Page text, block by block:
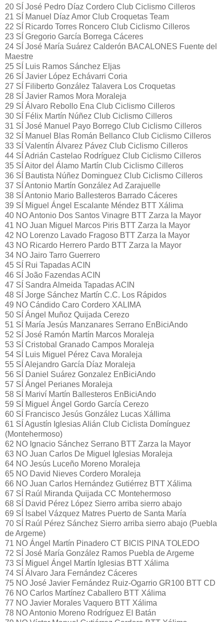
20 SÍ José Pedro Díaz Cordero Club Ciclismo Cilleros
21 SÍ Manuel Díaz Amor Club Croquetas Team
22 SÍ Ricardo Torres Roncero Club Ciclismo Cilleros
23 SÍ Gregorio García Borrega Cáceres
24 SÍ José María Suárez Calderón BACALONES Fuente del
Maestre
25 SÍ Luis Ramos Sánchez Eljas
26 SÍ Javier López Echávarri Coria
27 SÍ Filiberto González Talavera Los Croquetas
28 SÍ Javier Ramos Mora Moraleja
29 SÍ Álvaro Rebollo Ena Club Ciclismo Cilleros
30 SÍ Félix Martín Núñez Club Ciclismo Cilleros
31 SÍ José Manuel Payo Borrego Club Ciclismo Cilleros
32 SÍ Manuel Blas Román Bellanco Club Ciclismo Cilleros
33 SÍ Valentín Álvarez Pávez Club Ciclismo Cilleros
44 SÍ Adrián Castelao Rodríguez Club Ciclismo Cilleros
35 SÍ Aitor del Álamo Martín Club Ciclismo Cilleros
36 SÍ Bautista Núñez Dominguez Club Ciclismo Cilleros
37 SÍ Antonio Martín González Ad Zarajuelle
38 SÍ Antonio Mario Ballesteros Barrado Cáceres
39 SÍ Miguel Ángel Escalante Méndez BTT Xálima
40 NO Antonio Dos Santos Vinagre BTT Zarza la Mayor
41 NO Juan Miguel Marcos Piris BTT Zarza la Mayor
42 NO Lorenzo Lavado Fragoso BTT Zarza la Mayor
43 NO Ricardo Herrero Pardo BTT Zarza la Mayor
34 NO Jairo Tarro Guerrero
45 SÍ Rui Tapadas ACIN
46 SÍ João Fazendas ACIN
47 SÍ Sandra Almeida Tapadas ACIN
48 SÍ Jorge Sánchez Martín C.C. Los Rápidos
49 NO Cándido Caro Cordero XALIMA
50 SÍ Ángel Muñoz Quijada Cerezo
51 SÍ María Jesús Manzanares Serrano EnBiciAndo
52 SÍ José Ramón Martín Marcos Moraleja
53 SÍ Cristobal Granado Campos Moraleja
54 SÍ Luis Miguel Pérez Cava Moraleja
55 SÍ Alejandro García Díaz Moraleja
56 SÍ Daniel Suárez Gonzalez EnBiciAndo
57 SÍ Ángel Perianes Moraleja
58 SÍ Mariví Martín Ballesteros EnBiciAndo
59 SÍ Miguel Ángel Gordo García Cerezo
60 SÍ Francisco Jesús González Lucas Xállima
61 SÍ Agustín Iglesias Alián Club Ciclista Domínguez
(Montehermoso)
62 NO Ignacio Sánchez Serrano BTT Zarza la Mayor
63 NO Juan Carlos De Miguel Iglesias Moraleja
64 NO Jesús Luceño Moreno Moraleja
65 NO David Nieves Cordero Moraleja
66 NO Juan Carlos Hernández Gutiérrez BTT Xálima
67 SÍ Raúl Miranda Quijada CC Montehermoso
68 SÍ David Pérez López Sierro arriba sierro abajo
69 SÍ Isabel Vázquez Matres Puerto de Santa María
70 SÍ Raúl Pérez Sánchez Sierro arriba sierro abajo (Puebla
de Argeme)
71 NO Ángel Martín Pinadero CT BICIS PINA TOLEDO
72 SÍ José María González Ramos Puebla de Argeme
73 SÍ Miguel Ángel Martín Iglesias BTT Xálima
74 SÍ Álvaro Jara Fernández Cáceres
75 NO José Javier Fernández Ruiz-Ogarrio GR100 BTT CD
76 NO Carlos Martínez Caballero BTT Xálima
77 NO Javier Morales Vaquero BTT Xálima
78 NO Antonio Moreno Rodríguez El Batán